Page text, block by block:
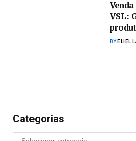
VSL:
BY ELIEL
Categorias